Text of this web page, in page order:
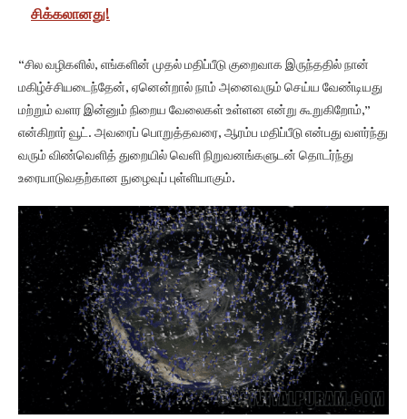
சிக்கலானது!
“சில வழிகளில், எங்களின் முதல் மதிப்பீடு குறைவாக இருந்ததில் நான்
மகிழ்ச்சியடைந்தேன், ஏனென்றால் நாம் அனைவரும் செய்ய வேண்டியது
மற்றும் வளர இன்னும் நிறைய வேலைகள் உள்ளன என்று கூறுகிறோம்,”
என்கிறார் வூட். அவரைப் பொறுத்தவரை, ஆரம்ப மதிப்பீடு என்பது வளர்ந்து
வரும் விண்வெளித் துறையில் வெளி நிறுவனங்களுடன் தொடர்ந்து
உரையாடுவதற்கான நுழைவுப் புள்ளியாகும்.